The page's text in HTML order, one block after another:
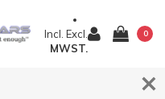
Incl. Excl.
MWST.
0